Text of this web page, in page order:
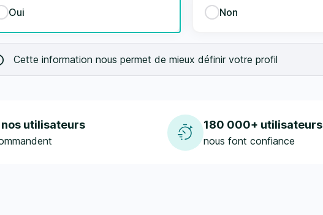
Oui Non
Cette information nous permet de mieux définir votre profil
nos utilisateurs 180 000+ utilisateurs
nous font confiance